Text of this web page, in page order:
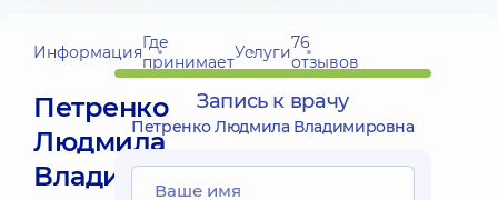
ИнформацияГде
принимаетУслуги76
отзывов
Петренко
Людмила
Владимировна
Запись к врачу
Петренко Людмила Владимировна